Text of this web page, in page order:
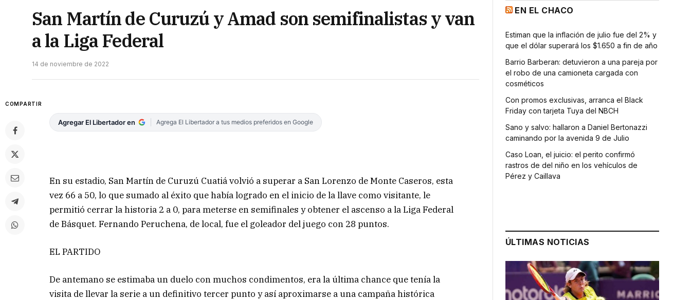
San Martín de Curuzú y Amad son semifinalistas y van
a la Liga Federal
14 de noviembre de 2022
COMPARTIR
Agregar El Libertador en Agrega El Libertador a tus medios preferidos en Google
En su estadio, San Martín de Curuzú Cuatiá volvió a superar a San Lorenzo de Monte Caseros, esta
vez 66 a 50, lo que sumado al éxito que había logrado en el inicio de la llave como visitante, le
permitió cerrar la historia 2 a 0, para meterse en semifinales y obtener el ascenso a la Liga Federal
de Básquet. Fernando Peruchena, de local, fue el goleador del juego con 28 puntos.
EL PARTIDO
De antemano se estimaba un duelo con muchos condimentos, era la última chance que tenía la
visita de llevar la serie a un definitivo tercer punto y así aproximarse a una campaña histórica
EN EL CHACO
Estiman que la inflación de julio fue del 2% y
que el dólar superará los $1.650 a fin de año
Barrio Barberan: detuvieron a una pareja por
el robo de una camioneta cargada con
cosméticos
Con promos exclusivas, arranca el Black
Friday con tarjeta Tuya del NBCH
Sano y salvo: hallaron a Daniel Bertonazzi
caminando por la avenida 9 de Julio
Caso Loan, el juicio: el perito confirmó
rastros de del niño en los vehículos de
Pérez y Caillava
ÚLTIMAS NOTICIAS